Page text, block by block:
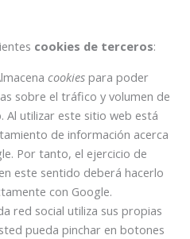
cookies de terceros:
cookiespara poder
sobre el tráfico y volumen de
Al utilizar este sitio web está
de información acerca
Por tanto, el ejercicio de
este sentido deberá hacerlo
con Google.
red social utiliza sus propias
pueda pinchar en botones